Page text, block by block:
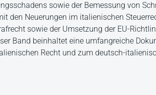
sowie der Bemessung von
den Neuerungen im italienischen
sowie der Umsetzung der EU-
Band beinhaltet eine umfangreiche
Recht und zum deutsch-